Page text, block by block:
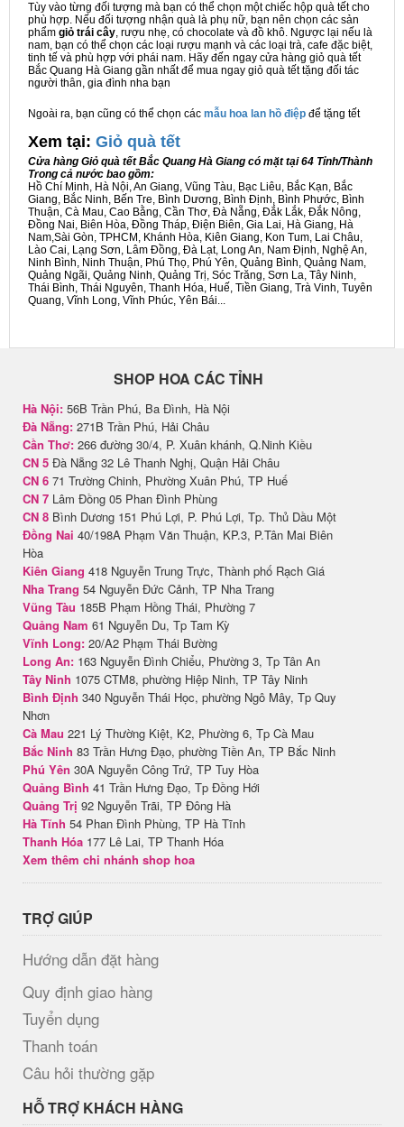
Tùy vào từng đối tượng mà bạn có thể chọn một chiếc hộp quà tết cho
phù hợp. Nếu đối tượng nhận quà là phụ nữ, bạn nên chọn các sản
phẩm giỏ trái cây, rượu nhẹ, có chocolate và đồ khô. Ngược lại nếu là
nam, bạn có thể chọn các loại rượu mạnh và các loại trà, cafe đặc biệt,
tinh tế và phù hợp với phái nam. Hãy đến ngay cửa hàng giỏ quà tết
Bắc Quang Hà Giang gần nhất để mua ngay giỏ quà tết tặng đối tác
người thân, gia đình nha bạn
Ngoài ra, bạn cũng có thể chọn các mẫu hoa lan hồ điệp để tặng tết
Xem tại: Giỏ quà tết
Cửa hàng Giỏ quà tết Bắc Quang Hà Giang có mặt tại 64 Tỉnh/Thành
Trong cả nước bao gồm:
Hồ Chí Minh, Hà Nội, An Giang, Vũng Tàu, Bạc Liêu, Bắc Kạn, Bắc
Giang, Bắc Ninh, Bến Tre, Bình Dương, Bình Định, Bình Phước, Bình
Thuận, Cà Mau, Cao Bằng, Cần Thơ, Đà Nẵng, Đắk Lắk, Đắk Nông,
Đồng Nai, Biên Hòa, Đồng Tháp, Điện Biên, Gia Lai, Hà Giang, Hà
Nam,Sài Gòn, TPHCM, Khánh Hòa, Kiên Giang, Kon Tum, Lai Châu,
Lào Cai, Lạng Sơn, Lâm Đồng, Đà Lạt, Long An, Nam Định, Nghệ An,
Ninh Bình, Ninh Thuận, Phú Thọ, Phú Yên, Quảng Bình, Quảng Nam,
Quảng Ngãi, Quảng Ninh, Quảng Trị, Sóc Trăng, Sơn La, Tây Ninh,
Thái Bình, Thái Nguyên, Thanh Hóa, Huế, Tiền Giang, Trà Vinh, Tuyên
Quang, Vĩnh Long, Vĩnh Phúc, Yên Bái...
SHOP HOA CÁC TỈNH
Hà Nội: 56B Trần Phú, Ba Đình, Hà Nội
Đà Nẵng: 271B Trần Phú, Hải Châu
Cần Thơ: 266 đường 30/4, P. Xuân khánh, Q.Ninh Kiều
CN 5 Đà Nẵng 32 Lê Thanh Nghị, Quận Hải Châu
CN 6 71 Trường Chinh, Phường Xuân Phú, TP Huế
CN 7 Lâm Đồng 05 Phan Đình Phùng
CN 8 Bình Dương 151 Phú Lợi, P. Phú Lợi, Tp. Thủ Dầu Một
Đồng Nai 40/198A Phạm Văn Thuận, KP.3, P.Tân Mai Biên
Hòa
Kiên Giang 418 Nguyễn Trung Trực, Thành phố Rạch Giá
Nha Trang 54 Nguyễn Đức Cảnh, TP Nha Trang
Vũng Tàu 185B Phạm Hồng Thái, Phường 7
Quảng Nam 61 Nguyễn Du, Tp Tam Kỳ
Vĩnh Long: 20/A2 Phạm Thái Bường
Long An: 163 Nguyễn Đình Chiểu, Phường 3, Tp Tân An
Tây Ninh 1075 CTM8, phường Hiệp Ninh, TP Tây Ninh
Bình Định 340 Nguyễn Thái Học, phường Ngô Mây, Tp Quy
Nhơn
Cà Mau 221 Lý Thường Kiệt, K2, Phường 6, Tp Cà Mau
Bắc Ninh 83 Trần Hưng Đạo, phường Tiền An, TP Bắc Ninh
Phú Yên 30A Nguyễn Công Trứ, TP Tuy Hòa
Quảng Bình 41 Trần Hưng Đạo, Tp Đồng Hới
Quảng Trị 92 Nguyễn Trãi, TP Đông Hà
Hà Tĩnh 54 Phan Đình Phùng, TP Hà Tĩnh
Thanh Hóa 177 Lê Lai, TP Thanh Hóa
Xem thêm chi nhánh shop hoa
TRỢ GIÚP
Hướng dẫn đặt hàng
Quy định giao hàng
Tuyển dụng
Thanh toán
Câu hỏi thường gặp
HỖ TRỢ KHÁCH HÀNG